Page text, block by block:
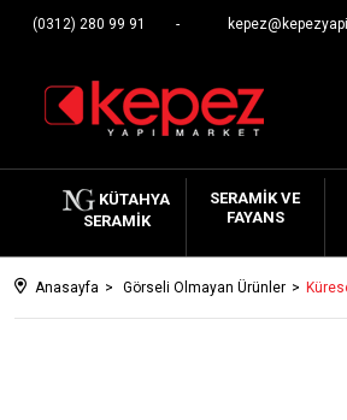
(0312) 280 99 91
KÜTAHYA
SERAMIK
SERAMIK VE
FAYANS
Anasayfa Görseli Olmayan Ürünler